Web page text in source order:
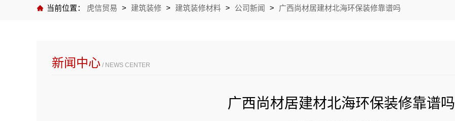
当前位置： 虎信贸易 > 建筑装修 > 建筑装修材料 > 公司新闻 > 广西尚材居建材北海环保装修靠谱吗
新闻中心 / NEWS CENTER
广西尚材居建材北海环保装修靠谱吗